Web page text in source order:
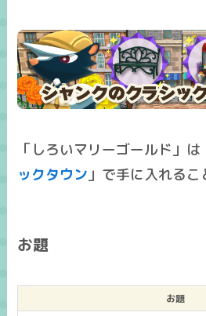
「しろいマリーゴールド」は
ックタウン 」で手に入れるこ
お題
お題